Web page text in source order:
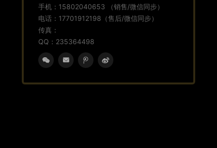
手机：15802040653 （销售/微信同步）
电话：17701912198（售后/微信同步）
传真：
QQ： 235364498
   